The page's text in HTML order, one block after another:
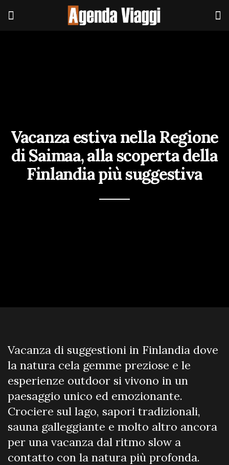
Vacanza estiva nella Regione
di Saimaa, alla scoperta della
Finlandia più suggestiva
Vacanza di suggestioni in Finlandia dove
la natura cela gemme preziose e le
esperienze outdoor si vivono in un
paesaggio unico ed emozionante.
Crociere sul lago, sapori tradizionali,
sauna galleggiante e molto altro ancora
per una vacanza dal ritmo slow a
contatto con la natura più profonda.